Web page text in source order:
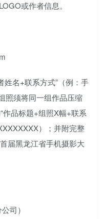
或作者信息。
姓名+联系方式”（例：手
照须将同一组作品压缩
作品标题+组照X幅+联系
）；并附完整
届黑龙江省手机摄影大
司）